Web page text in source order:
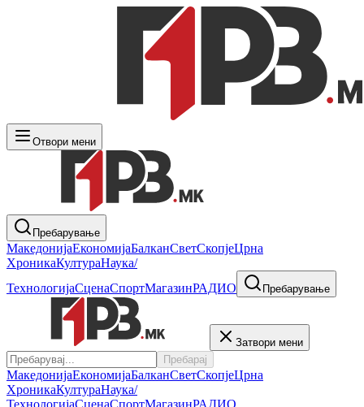
Отвори мени
Пребарување
МакедонијаЕкономијаБалканСветСкопјеЦрна
ХроникаКултураНаука/
ТехнологијаСценаСпортМагазинРАДИО Пребарување
Затвори мени
Пребарај
МакедонијаЕкономијаБалканСветСкопјеЦрна
ХроникаКултураНаука/
ТехнологијаСценаСпортМагазинРАДИО